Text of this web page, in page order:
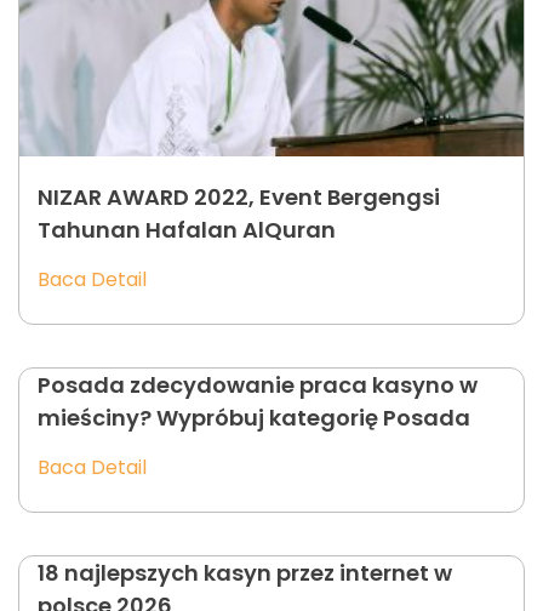
NIZAR AWARD 2022, Event Bergengsi
Tahunan Hafalan AlQuran
Baca Detail
Posada zdecydowanie praca kasyno w
mieściny? Wypróbuj kategorię Posada
Baca Detail
18 najlepszych kasyn przez internet w